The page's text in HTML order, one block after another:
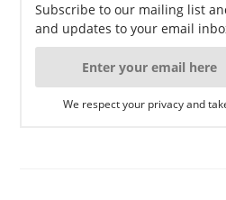
Subscribe to our mailing list
and updates to your email
We respect your privacy and